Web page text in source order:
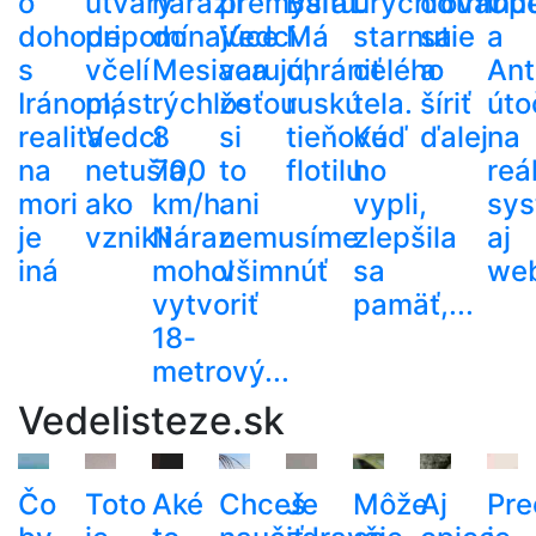
dohode
s
Iránom,
realita
na
mori
je
iná
pripomínajúce
včelí
plást.
Vedci
netušia,
ako
vznikli
do
Mesiaca
rýchlosťou
8
700
km/h.
Náraz
mohol
vytvoriť
18-
metrový...
Vedci
varujú,
že
si
to
ani
nemusíme
všimnúť
Má
chrániť
ruskú
tieňovú
flotilu
starnutie
celého
tela.
Keď
ho
vypli,
zlepšila
sa
pamäť,...
sa
a
šíriť
ďalej
a
na
aj
Vedelisteze.sk
Čo
TotoAké Chceš
Je
MôžeAj